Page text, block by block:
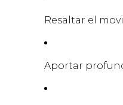
Resaltar el
Aportar